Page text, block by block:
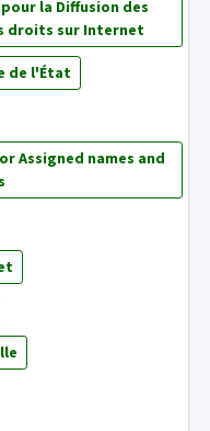
la Diffusion des
droits sur Internet
de l'État
Assigned names and